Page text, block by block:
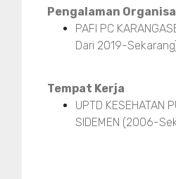
Pengalaman
PAFI PC
Dari 2019-
Tempat Kerja
UPTD KESEHATAN
SIDEMEN (2006-